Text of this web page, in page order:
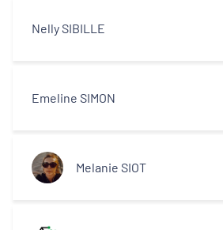
Nelly SIBILLE
Emeline SIMON
Melanie SIOT